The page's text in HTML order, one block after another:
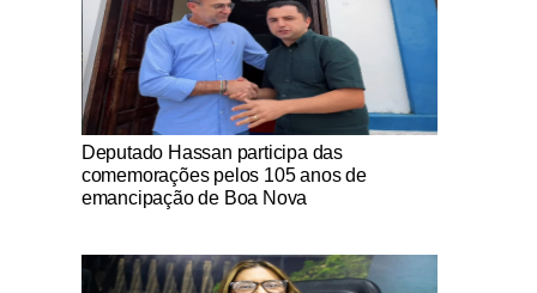
Notícias Católicas
Deputado Hassan participa das
comemorações pelos 105 anos de
emancipação de Boa Nova